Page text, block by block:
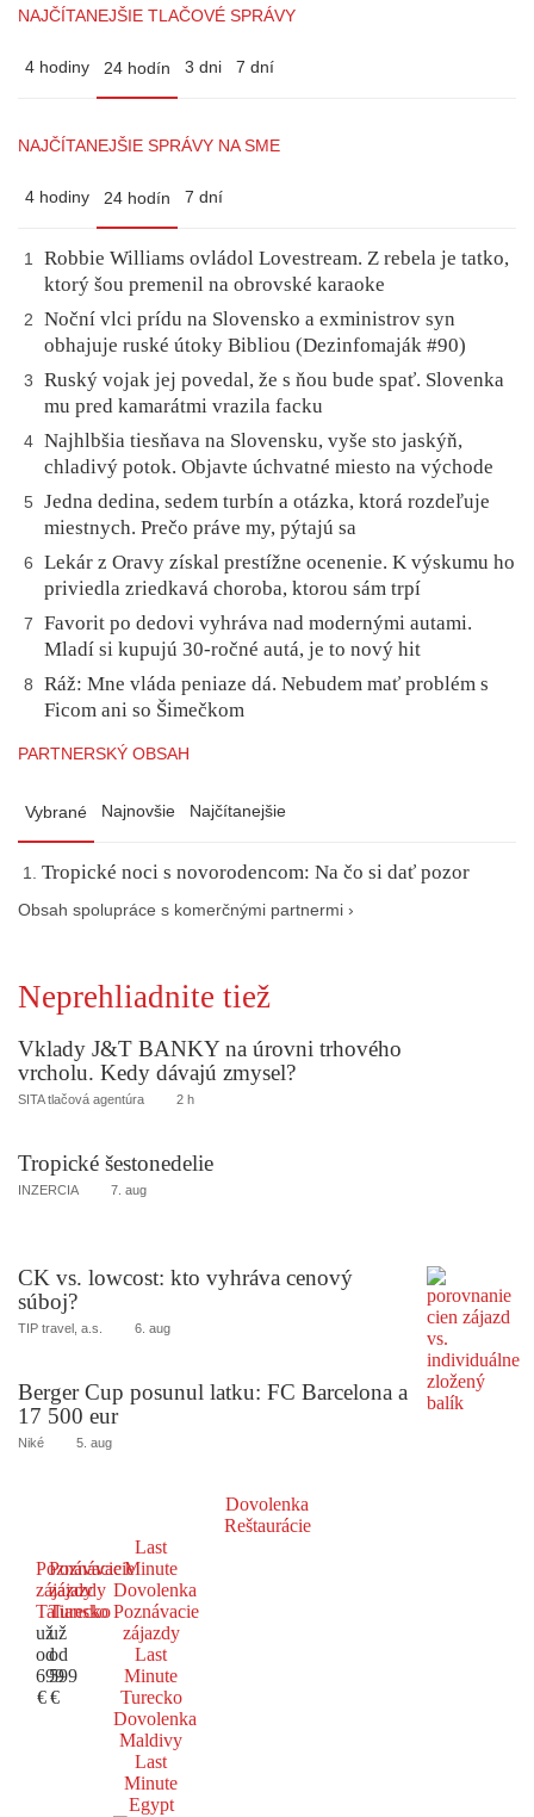
NAJČÍTANEJŠIE TLAČOVÉ SPRÁVY
4 hodiny 24 hodín 3 dni 7 dní
NAJČÍTANEJŠIE SPRÁVY NA SME
4 hodiny 24 hodín 7 dní
1
Robbie Williams ovládol Lovestream. Z rebela je tatko,
ktorý šou premenil na obrovské karaoke
2
Noční vlci prídu na Slovensko a exministrov syn
obhajuje ruské útoky Bibliou (Dezinfomaják #90)
3
Ruský vojak jej povedal, že s ňou bude spať. Slovenka
mu pred kamarátmi vrazila facku
4 Najhlbšia tiesňava na Slovensku, vyše sto jaskýň,
chladivý potok. Objavte úchvatné miesto na východe
5
Jedna dedina, sedem turbín a otázka, ktorá rozdeľuje
miestnych. Prečo práve my, pýtajú sa
6
Lekár z Oravy získal prestížne ocenenie. K výskumu ho
priviedla zriedkavá choroba, ktorou sám trpí
7
Favorit po dedovi vyhráva nad modernými autami.
Mladí si kupujú 30-ročné autá, je to nový hit
8
Ráž: Mne vláda peniaze dá. Nebudem mať problém s
Ficom ani so Šimečkom
PARTNERSKÝ OBSAH
Vybrané Najnovšie Najčítanejšie
Tropické noci s novorodencom: Na čo si dať pozor
Obsah spolupráce s komerčnými partnermi ›
Neprehliadnite tiež
Vklady J&T BANKY na úrovni trhového
vrcholu. Kedy dávajú zmysel?
SITA tlačová agentúra 2 h
Tropické šestonedelie
INZERCIA 7. aug
CK vs. lowcost: kto vyhráva cenový
súboj?
TIP travel, a.s. 6. aug
Berger Cup posunul latku: FC Barcelona a
17 500 eur
Niké 5. aug
Dovolenka
Reštaurácie
Poznávacie
zájazdy
Taliansko
už
od
699
€
Poznávacie
zájazdy
Turecko
už
od
599
€
Last
Minute
Dovolenka
Poznávacie
zájazdy
Last
Minute
Turecko
Dovolenka
Maldivy
Last
Minute
Egypt